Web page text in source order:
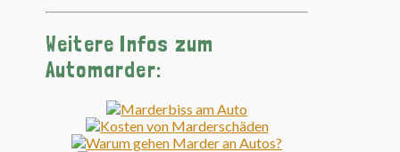
Weitere Infos zum
Automarder: